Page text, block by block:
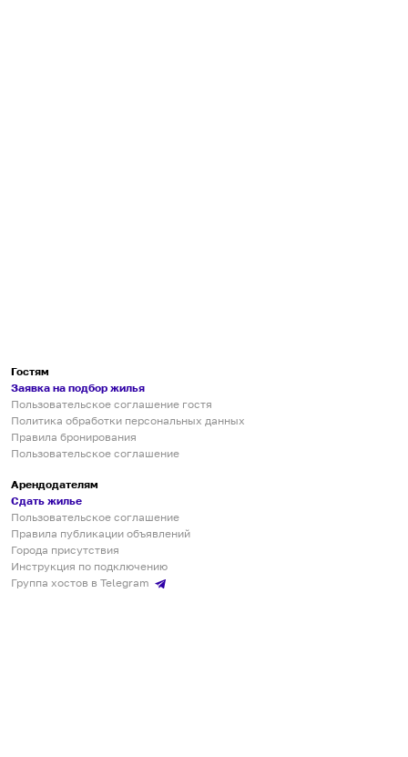
Гостям
Заявка на подбор жилья
Пользовательское соглашение гостя
Политика обработки персональных данных
Правила бронирования
Пользовательское соглашение
Арендодателям
Сдать жилье
Пользовательское соглашение
Правила публикации объявлений
Города присутствия
Инструкция по подключению
Группа хостов в Telegram